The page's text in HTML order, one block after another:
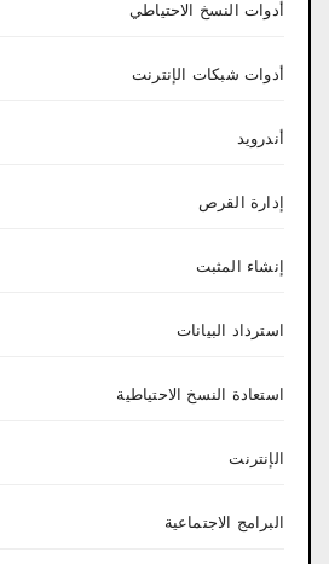
أدوات النسخ الاحتياطي
أدوات شبكات الإنترنت
أندرويد
إدارة القرص
إنشاء المثبت
استرداد البيانات
استعادة النسخ الاحتياطية
الإنترنت
البرامج الاجتماعية